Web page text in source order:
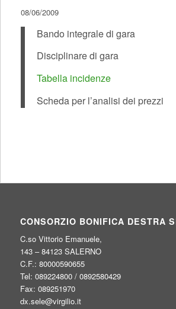
08/06/2009
Bando integrale di gara
Disciplinare di gara
Tabella incidenze
Scheda per l’analisi dei prezzi
CONSORZIO BONIFICA DESTRA
C.so Vittorio Emanuele,
143 – 84123 SALERNO
C.F.: 80000590655
Tel: 089224800 / 0892580429
Fax: 089251970
dx.sele@virgilio.it